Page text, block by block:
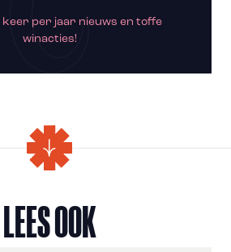
keer per jaar nieuws en toffe
winacties!
LEES OOK